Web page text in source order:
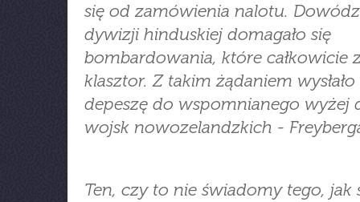
się od zamówienia nalotu.
dywizji hinduskiej domagało się
bombardowania, które całkowicie
klasztor. Z takim żądaniem
depeszę do wspomnianego wyżej
wojsk nowozelandzkich -
Ten, czy to nie świadomy tego, jak